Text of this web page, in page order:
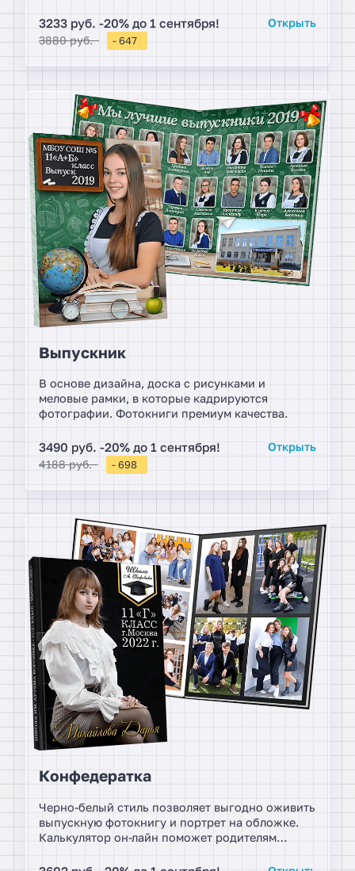
3233 руб. -20% до 1 сентября!
3880 руб. - 647
Открыть
Выпускник
В основе дизайна, доска с рисунками и
меловые рамки, в которые кадрируются
фотографии. Фотокниги премиум качества.
3490 руб. -20% до 1 сентября!
4188 руб. - 698
Открыть
Конфедератка
Черно-белый стиль позволяет выгодно оживить
выпускную фотокнигу и портрет на обложке.
Калькулятор он-лайн поможет родителям
услуги.